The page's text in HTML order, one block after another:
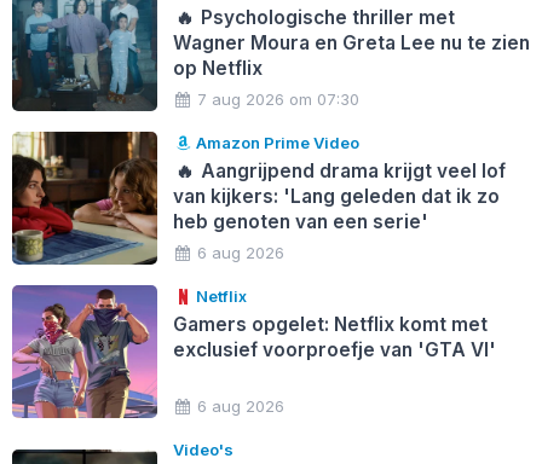
🔥 Psychologische thriller met
Wagner Moura en Greta Lee nu te zien
op Netflix
7 aug 2026 om 07:30
Amazon Prime Video
🔥 Aangrijpend drama krijgt veel lof
van kijkers: 'Lang geleden dat ik zo
heb genoten van een serie'
6 aug 2026
Netflix
Gamers opgelet: Netflix komt met
exclusief voorproefje van 'GTA VI'
6 aug 2026
Video's